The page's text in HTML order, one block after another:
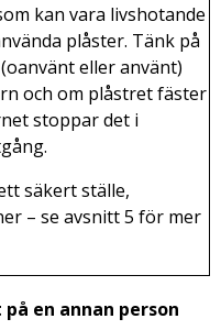
kan vara livshotande
plåster. Tänk på
eller använt)
och om plåstret fäster
stoppar det i
säkert ställe,
– se avsnitt 5 för mer
en annan person